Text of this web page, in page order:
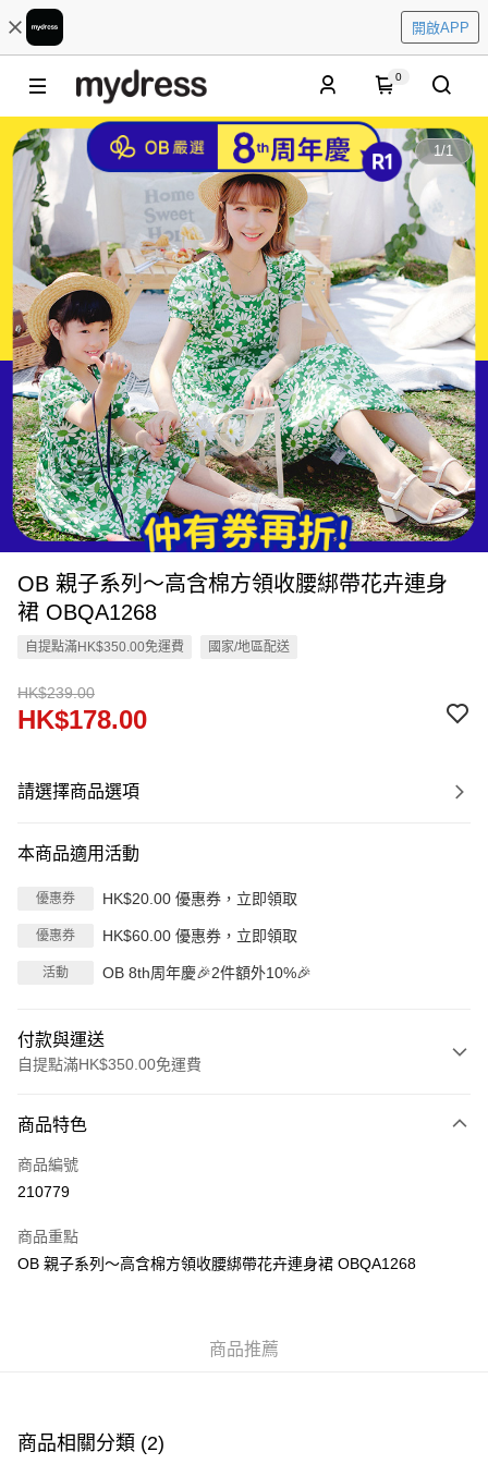
開啟APP
0
1/1
OB 親子系列～高含棉方領收腰綁帶花卉連身
裙 OBQA1268
自提點滿HK$350.00免運費 國家/地區配送
HK$239.00
HK$178.00
請選擇商品選項
本商品適用活動
優惠券 HK$20.00 優惠券，立即領取
優惠券 HK$60.00 優惠券，立即領取
活動 OB 8th周年慶🎉2件額外10%🎉
付款與運送
自提點滿HK$350.00免運費
信用卡
Apple Pay
PayMe
付款後順豐站及營業點
商品特色
商品編號
210779
商品重點
OB 親子系列～高含棉方領收腰綁帶花卉連身裙 OBQA1268
商品推薦
商品相關分類 (2)